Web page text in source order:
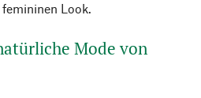
Look.
Mode von